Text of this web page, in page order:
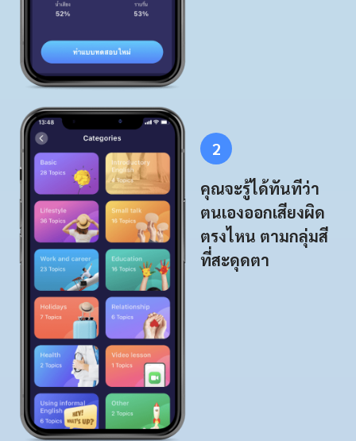
2
คุณจะรู้ได้ทันทีว่า
ตนเองออกเสียงผิด
ตรงไหน ตามกลุ่มสี
ที่สะดุดตา